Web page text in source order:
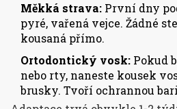
Měkká strava: První dny
pyré, vařená vejce. Žádné
kousaná přímo.
Ortodontický vosk: Pokud
nebo rty, naneste kousek
brusky. Tvoří ochrannou